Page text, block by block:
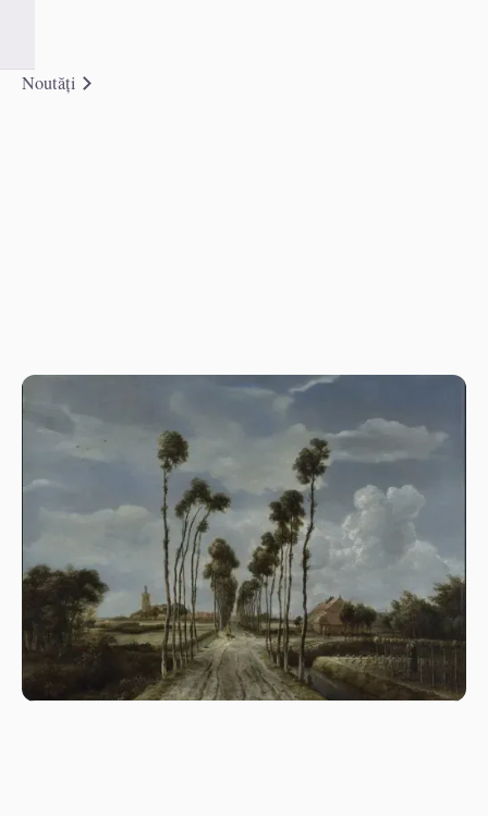
Noutăți
Communication strategy Blog